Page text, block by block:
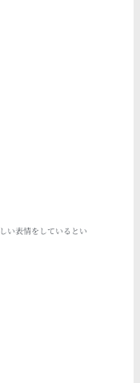
い表情をしているとい